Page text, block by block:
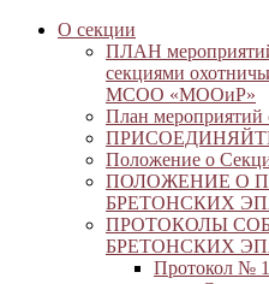
О секции
ПЛАН
секциями
МСОО «МООиР»
План мероприятий
Положение о
ПОЛОЖЕНИЕ О
БРЕТОНСКИХ
ПРОТОКОЛЫ
БРЕТОНСКИХ
Протокол № 1